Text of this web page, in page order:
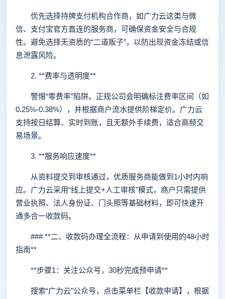
优先选择持牌支付机构合作商，如广力云这类与微
信、支付宝官方直连的服务商，可确保资金安全与合规
性。避免选择无资质的“二道贩子”，以防出现资金冻结或信
息泄露风险。
2. **费率与透明度**
警惕“零费率”陷阱。正规公司会明确标注费率区间（如
0.25%-0.38%），并根据商户流水提供阶梯定价。广力云
支持按日结算、实时到账，且无额外手续费，适合高频交
易场景。
3. **服务响应速度**
从资料提交到审核通过，优质服务商能做到1小时内响
应。广力云采用“线上提交+人工审核”模式，商户只需提供
营业执照、法人身份证、门头照等基础材料，即可快速开
通多合一收款码。
### **二、收款码办理全流程：从申请到使用的48小时
指南**
**步骤1：关注公众号，30秒完成预申请**
搜索“广力云”公众号，点击菜单栏【收款申请】，根据